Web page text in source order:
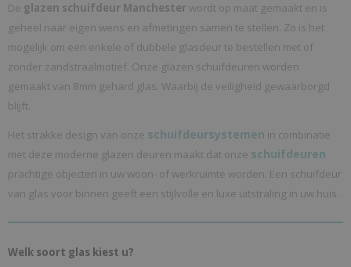
De glazen schuifdeur Manchester wordt op maat gemaakt en is
geheel naar eigen wens en afmetingen samen te stellen. Zo is het
mogelijk om een enkele of dubbele glasdeur te bestellen met of
zonder zandstraalmotief. Onze glazen schuifdeuren worden
gemaakt van 8mm gehard glas. Waarbij de veiligheid gewaarborgd
blijft.
Het strakke design van onze schuifdeursystemen in combinatie
met deze moderne glazen deuren maakt dat onze schuifdeuren
prachtige objecten in uw woon- of werkruimte worden. Een schuifdeur
van glas voor binnen geeft een stijlvolle en luxe uitstraling in uw huis.
Welk soort glas kiest u?